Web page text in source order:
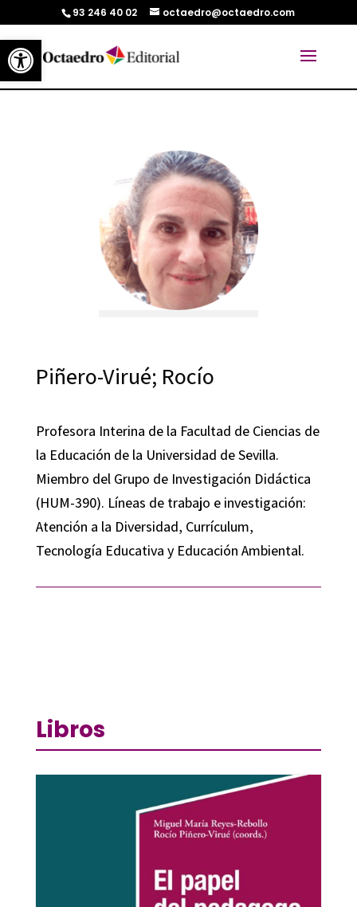
Abrir barra de herramientas
93 246 40 02 octaedro@octaedro.com
Piñero-Virué; Rocío
Profesora Interina de la Facultad de Ciencias de
la Educación de la Universidad de Sevilla.
Miembro del Grupo de Investigación Didáctica
(HUM-390). Líneas de trabajo e investigación:
Atención a la Diversidad, Currículum,
Tecnología Educativa y Educación Ambiental.
Libros